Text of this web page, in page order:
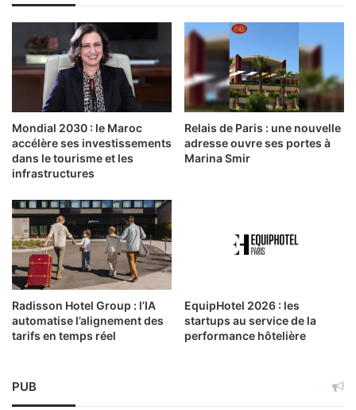
Mondial 2030 : le Maroc
accélère ses investissements
dans le tourisme et les
infrastructures
Relais de Paris : une nouvelle
adresse ouvre ses portes à
Marina Smir
Radisson Hotel Group : l’IA
automatise l’alignement des
tarifs en temps réel
EquipHotel 2026 : les
startups au service de la
performance hôtelière
PUB